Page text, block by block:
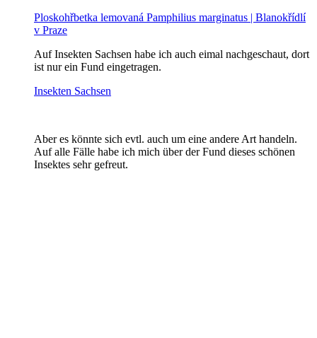
Ploskohřbetka lemovaná Pamphilius marginatus | Blanokřídlí
v Praze
Auf Insekten Sachsen habe ich auch eimal nachgeschaut, dort
ist nur ein Fund eingetragen.
Insekten Sachsen
Aber es könnte sich evtl. auch um eine andere Art handeln.
Auf alle Fälle habe ich mich über der Fund dieses schönen
Insektes sehr gefreut.